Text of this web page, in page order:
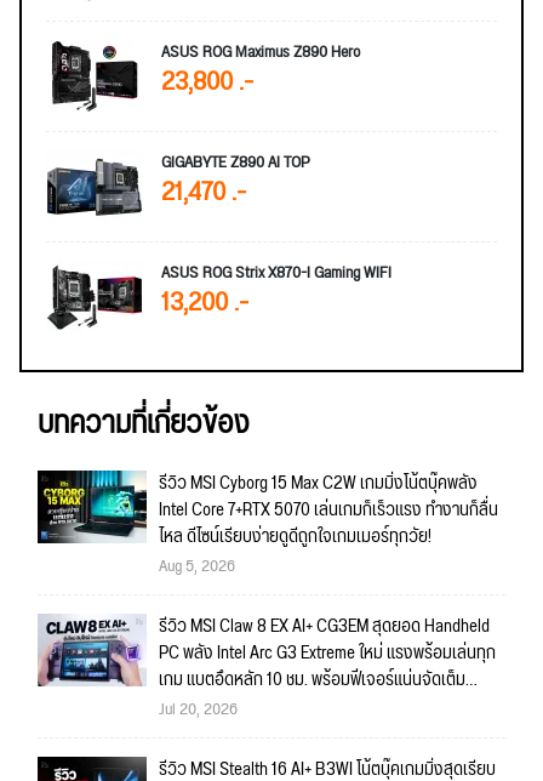
ASUS ROG Maximus Z890 Hero
23,800 .-
GIGABYTE Z890 AI TOP
21,470 .-
ASUS ROG Strix X870-I Gaming WIFI
13,200 .-
บทความที่เกี่ยวข้อง
รีวิว MSI Cyborg 15 Max C2W เกมมิ่งโน้ตบุ๊คพลัง
Intel Core 7+RTX 5070 เล่นเกมก็เร็วแรง ทำงานก็ลื่น
ไหล ดีไซน์เรียบง่ายดูดีถูกใจเกมเมอร์ทุกวัย!
Aug 5, 2026
รีวิว MSI Claw 8 EX AI+ CG3EM สุดยอด Handheld
PC พลัง Intel Arc G3 Extreme ใหม่ แรงพร้อมเล่นทุก
เกม แบตอึดหลัก 10 ชม. พร้อมฟีเจอร์แน่นจัดเต็ม
ถึงใจ!!
Jul 20, 2026
รีวิว MSI Stealth 16 AI+ B3WI โน้ตบุ๊คเกมมิ่งสุดเรียบ